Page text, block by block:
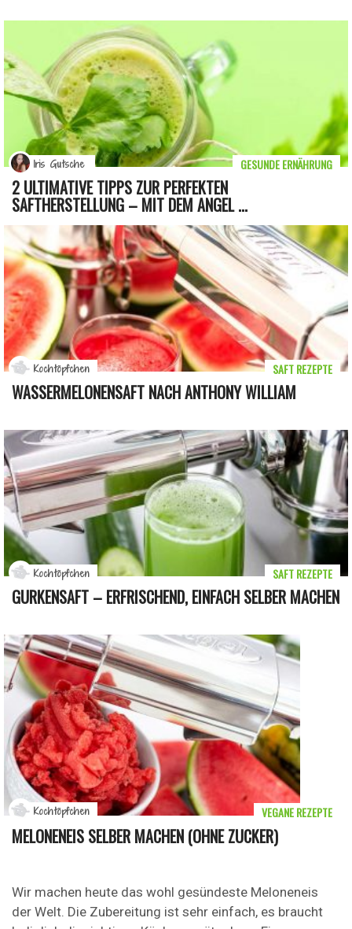
2 ULTIMATIVE TIPPS ZUR PERFEKTEN
SAFTHERSTELLUNG – MIT DEM ANGEL ...
GESUNDE ERNÄHRUNG
Iris Gutsche
WASSERMELONENSAFT NACH ANTHONY WILLIAM
SAFT REZEPTE
Kochtöpfchen
GURKENSAFT – ERFRISCHEND, EINFACH SELBER MACHEN
SAFT REZEPTE
Kochtöpfchen
MELONENEIS SELBER MACHEN (OHNE ZUCKER)
Wir machen heute das wohl gesündeste Meloneneis
der Welt. Die Zubereitung ist sehr einfach, es braucht
VEGANE REZEPTE
Kochtöpfchen